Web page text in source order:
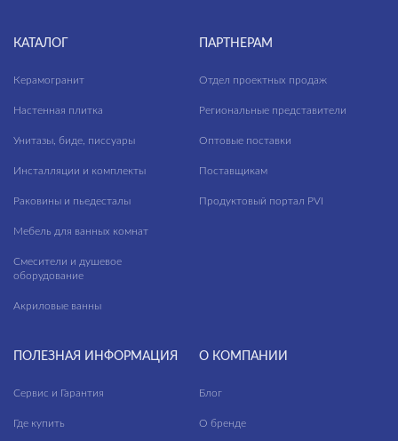
Длина, см
—
Высота, см
КАТАЛОГ
Керамогранит
Настенная плитка
Унитазы, биде, писсуары
Инсталляции и комплекты
Раковины и пьедесталы
Мебель для ванных комнат
Смесители и душевое
оборудование
Акриловые ванны
ПАРТНЕРАМ
Отдел проектных продаж
Региональные представители
Оптовые поставки
Поставщикам
Продуктовый портал PVI
ПОЛЕЗНАЯ ИНФОРМАЦИЯ
Сервис и Гарантия
Где купить
О КОМПАНИИ
Блог
О бренде